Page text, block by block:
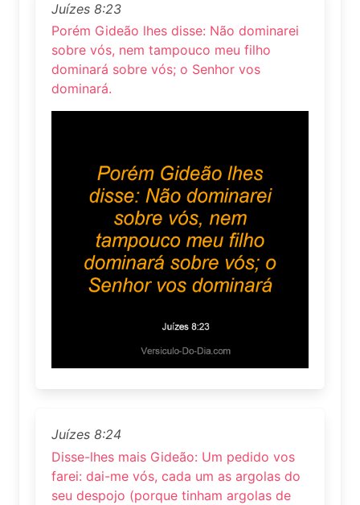
Juízes 8:23
Porém Gideão lhes disse: Não dominarei
sobre vós, nem tampouco meu filho
dominará sobre vós; o Senhor vos
dominará.
Juízes 8:24
Disse-lhes mais Gideão: Um pedido vos
farei: dai-me vós, cada um as argolas do
seu despojo (porque tinham argolas de